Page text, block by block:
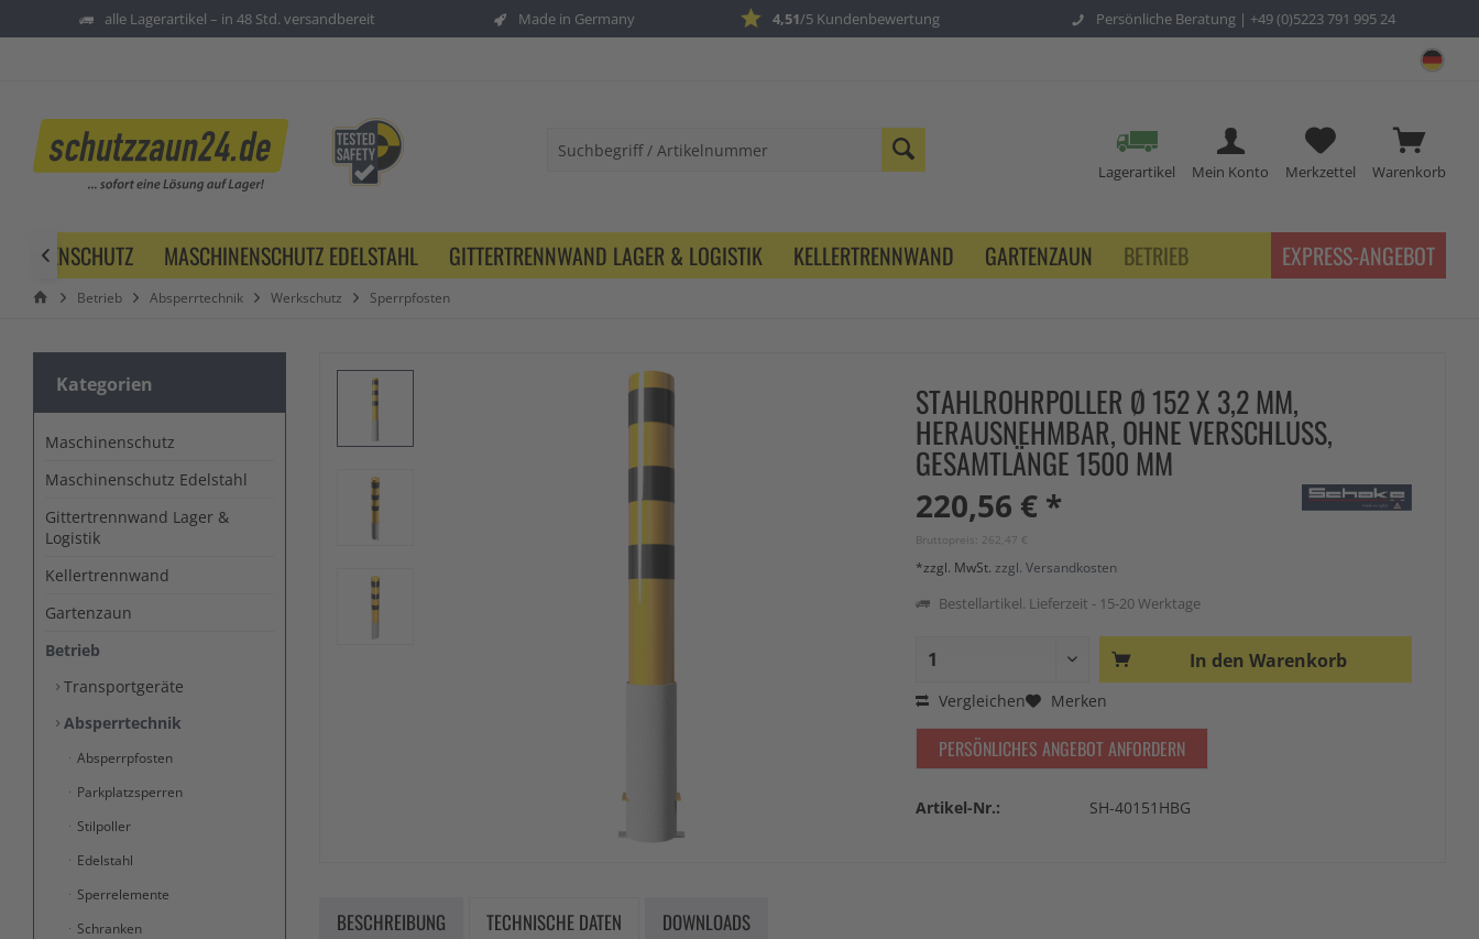
alle Lagerartikel – in 48 Std. versandbereit Made in Germany 4,51/5 Kundenbewertung Persönliche Beratung | +49 (0)5223 791 995 24
Warenkorb
Merkzettel
Mein Konto
Lagerartikel
MASCHINENSCHUTZ EDELSTAHL GITTERTRENNWAND LAGER & LOGISTIK KELLERTRENNWAND GARTENZAUN BETRIEB
 EXPRESS-ANGEBOT
Betrieb Absperrtechnik Werkschutz Sperrpfosten
Kategorien
Maschinenschutz
Maschinenschutz Edelstahl
Gittertrennwand Lager &
Logistik
Kellertrennwand
Gartenzaun
Betrieb
Transportgeräte
Absperrtechnik
Absperrpfosten
Parkplatzsperren
Stilpoller
Edelstahl
Sperrelemente
Schranken
STAHLROHRPOLLER Ø 152 X 3,2 MM,
HERAUSNEHMBAR, OHNE VERSCHLUSS,
GESAMTLÄNGE 1500 MM
220,56 € *
Bruttopreis: 262,47 €
*zzgl. MwSt. zzgl. Versandkosten
Bestellartikel. Lieferzeit - 15-20 Werktage
In den Warenkorb
Vergleichen Merken
PERSÖNLICHES ANGEBOT ANFORDERN
Artikel-Nr.: SH-40151HBG
BESCHREIBUNG TECHNISCHE DATEN DOWNLOADS